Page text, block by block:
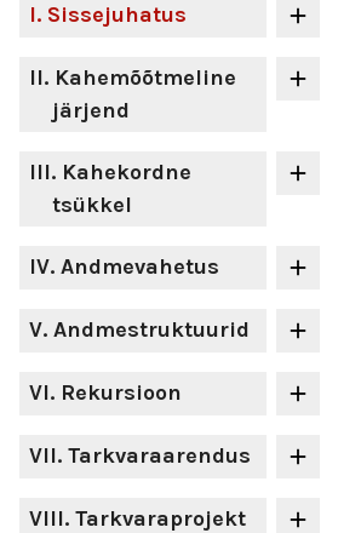
I. Sissejuhatus
II. Kahemõõtmeline
järjend
III. Kahekordne
tsükkel
IV. Andmevahetus
V. Andmestruktuurid
VI. Rekursioon
VII. Tarkvaraarendus
VIII. Tarkvaraprojekt